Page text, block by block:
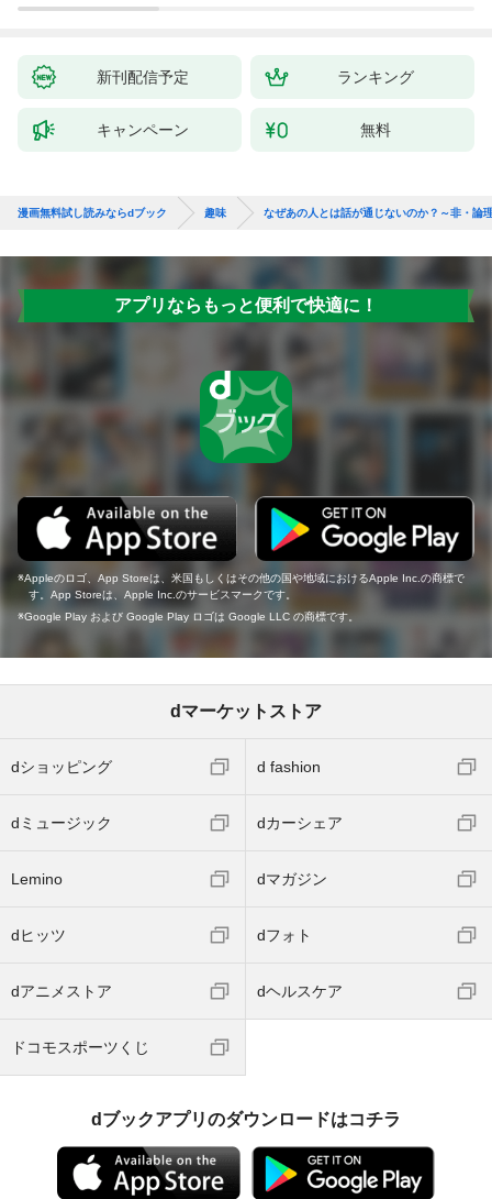
新刊配信予定 ランキング
キャンペーン 無料
漫画無料試し読みならdブック 趣味 なぜあの人とは話が通じないのか？～非・論
アプリならもっと便利で快適に！
Appleのロゴ、App Storeは、米国もしくはその他の国や地域におけるApple Inc.の商標で
す。App Storeは、Apple Inc.のサービスマークです。
Google Play および Google Play ロゴは Google LLC の商標です。
dマーケットストア
dショッピング d fashion
dミュージック dカーシェア
Lemino dマガジン
dヒッツ dフォト
dアニメストア dヘルスケア
ドコモスポーツくじ
dブックアプリのダウンロードはコチラ